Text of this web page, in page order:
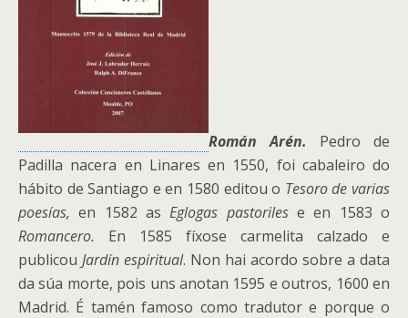
Román Arén. Pedro de
Padilla nacera en Linares en 1550, foi cabaleiro do
hábito de Santiago e en 1580 editou o Tesoro de varias
poesías,en 1582 asEglogas pastorilese en 1583 o
Romancero. En 1585 fíxose carmelita calzado e
publicou Jardín espiritual. Non hai acordo sobre a data
da súa morte, pois uns anotan 1595 e outros, 1600 en
Madrid. É tamén famoso como tradutor e porque o